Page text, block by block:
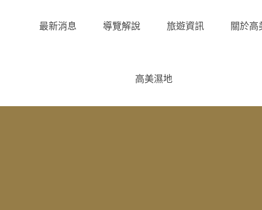
最新消息 導覽解說 旅遊資訊 關於高
高美濕地